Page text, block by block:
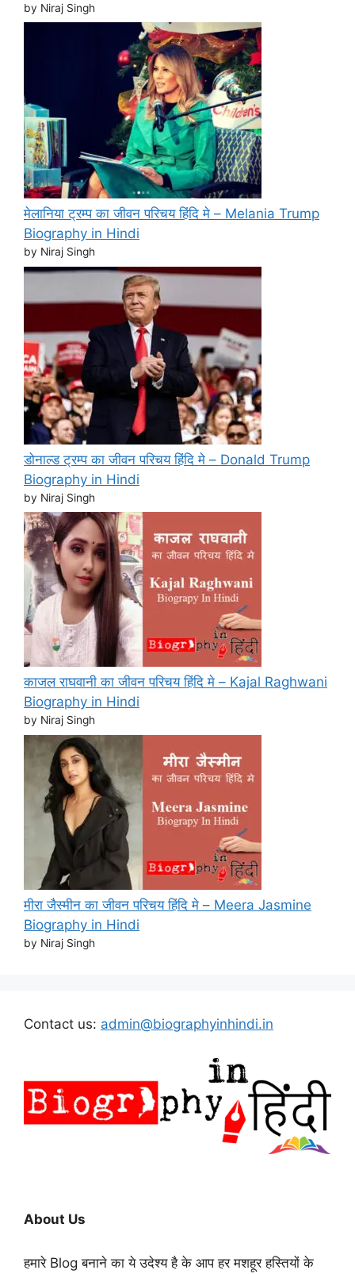
by Niraj Singh
मेलानिया ट्रम्प का जीवन परिचय हिंदि मे – Melania Trump
Biography in Hindi
by Niraj Singh
डोनाल्ड ट्रम्प का जीवन परिचय हिंदि मे – Donald Trump
Biography in Hindi
by Niraj Singh
काजल राघवानी का जीवन परिचय हिंदि मे – Kajal Raghwani
Biography in Hindi
by Niraj Singh
मीरा जैस्मीन का जीवन परिचय हिंदि मे – Meera Jasmine
Biography in Hindi
by Niraj Singh
Contact us: admin@biographyinhindi.in
About Us
हमारे Blog बनाने का ये उदेश्य है के आप हर मशहूर हस्तियों के